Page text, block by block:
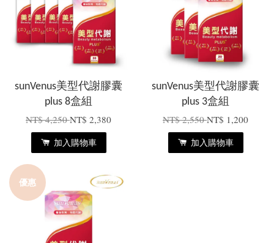
sunVenus美型代謝膠囊
plus 8盒組
NT$ 4,250NT$ 2,380
加入購物車
sunVenus美型代謝膠囊
plus 3盒組
NT$ 2,550NT$ 1,200
加入購物車
優惠